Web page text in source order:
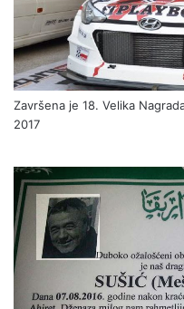
Završena je 18. Velika
2017